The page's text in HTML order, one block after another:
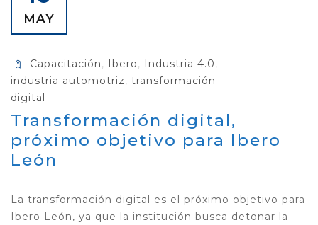
MAY
Capacitación, Ibero, Industria 4.0,
industria automotriz, transformación
digital
Transformación digital,
próximo objetivo para Ibero
León
La transformación digital es el próximo objetivo para
Ibero León, ya que la institución busca detonar la